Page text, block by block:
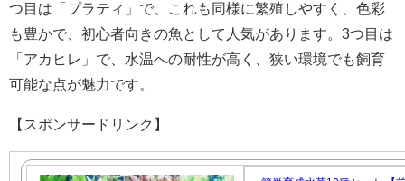
つ目は「プラティ」で、これも同様に繁殖しやすく、色彩
も豊かで、初心者向きの魚として人気があります。3つ目は
「アカヒレ」で、水温への耐性が高く、狭い環境でも飼育
可能な点が魅力です。
【スポンサードリンク】